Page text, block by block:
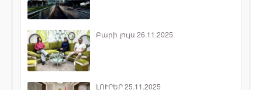
Բարի լույս 26.11.2025
ԼՈՒՐԵՐ 25.11.2025